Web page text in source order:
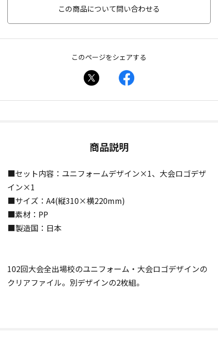
この商品について問い合わせる
このページをシェアする
商品説明
■セット内容：ユニフォームデザイン×1、大会ロゴデザ
イン×1
■サイズ：A4(縦310×横220mm)
■素材：PP
■製造国：日本
102回大会全出場校のユニフォーム・大会ロゴデザインの
クリアファイル。別デザインの2枚組。